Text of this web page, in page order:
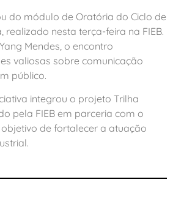
do módulo de Oratória do Ciclo de
realizado nesta terça-feira na FIEB.
Mendes, o encontro
valiosas sobre comunicação
público.
integrou o projeto Trilha
pela FIEB em parceria com o
de fortalecer a atuação